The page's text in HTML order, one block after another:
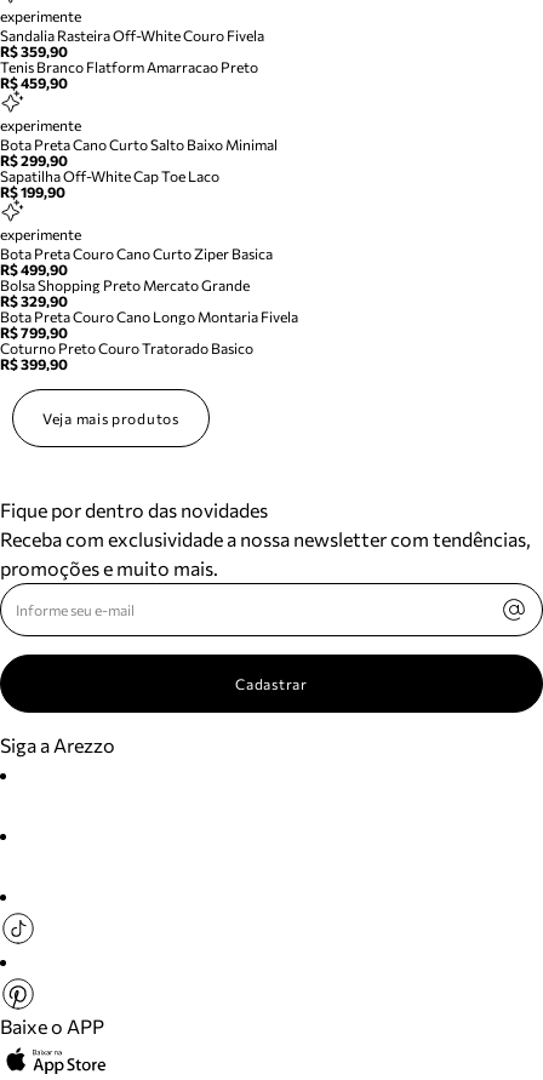
experimente
Sandalia Rasteira Off-White Couro Fivela
R$ 359,90
Tenis Branco Flatform Amarracao Preto
R$ 459,90
experimente
Bota Preta Cano Curto Salto Baixo Minimal
R$ 299,90
Sapatilha Off-White Cap Toe Laco
R$ 199,90
experimente
Bota Preta Couro Cano Curto Ziper Basica
R$ 499,90
Bolsa Shopping Preto Mercato Grande
R$ 329,90
Bota Preta Couro Cano Longo Montaria Fivela
R$ 799,90
Coturno Preto Couro Tratorado Basico
R$ 399,90
Veja mais produtos
Fique por dentro das novidades
Receba com exclusividade a nossa newsletter com tendências,
promoções e muito mais.
Cadastrar
Siga a Arezzo
Baixe o APP